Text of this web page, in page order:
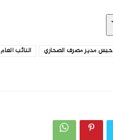
النائب العام حبس مدير مصرف الصحاري